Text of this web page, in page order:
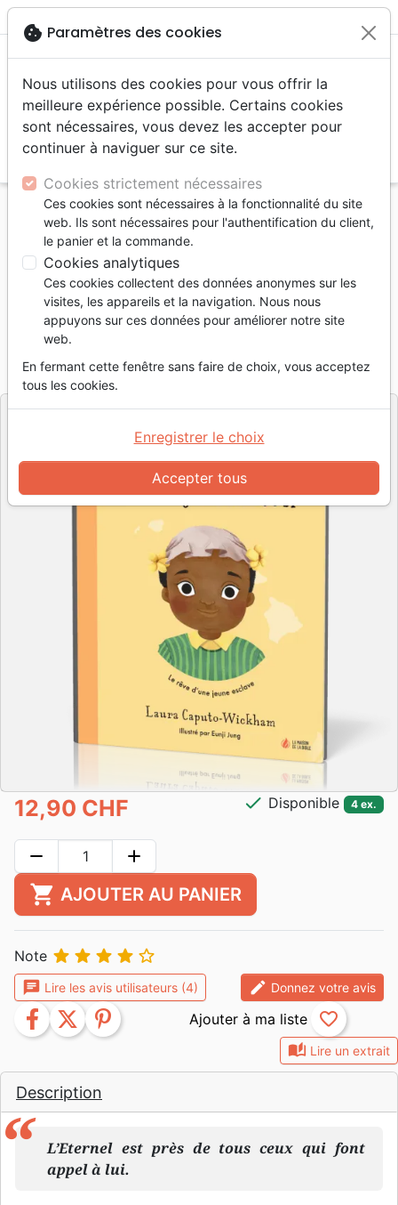
menu
Accueil Jeunesse
Enfants 6 - 9 ans
Betsey Stockton - Le rêve d'une jeune esclave
Betsey Stockton
Le rêve d'une jeune esclave
Laura Caputo-Wickham
Référence MB3593
9782826035930
EditeurMAISON DE LA BIBLE
auto_stories Lire un extrait
Description
L’Eternel est près de tous ceux qui font
appel à lui.
12,90 CHF check Disponible 4 ex.
remove add
shopping_cart AJOUTER AU PANIER
Note     
chat Lire les avis utilisateurs (4) edit Donnez votre avis
facebook twitter pinterest favorite_border
cookie Paramètres des cookies
Nous utilisons des cookies pour vous offrir la
meilleure expérience possible. Certains cookies
sont nécessaires, vous devez les accepter pour
continuer à naviguer sur ce site.
Cookies strictement nécessaires
Ces cookies sont nécessaires à la fonctionnalité du site
web. Ils sont nécessaires pour l'authentification du client,
le panier et la commande.
Cookies analytiques
Ces cookies collectent des données anonymes sur les
visites, les appareils et la navigation. Nous nous
appuyons sur ces données pour améliorer notre site
web.
En fermant cette fenêtre sans faire de choix, vous acceptez
tous les cookies.
Accepter tous
Enregistrer le choix